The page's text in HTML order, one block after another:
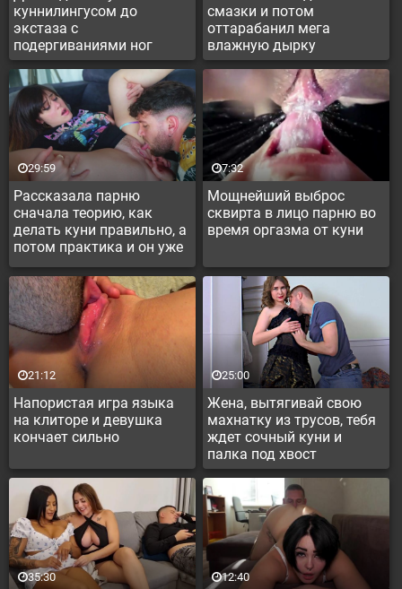
куннилингусом до
экстаза с
подергиваниями ног
смазки и потом
оттарабанил мега
влажную дырку
Рассказала парню
сначала теорию, как
делать куни правильно, а
потом практика и он уже
лижет пизду по
инструкции
29:59
Мощнейший выброс
сквирта в лицо парню во
время оргазма от куни
7:32
Напористая игра языка
на клиторе и девушка
кончает сильно
21:12
Жена, вытягивай свою
махнатку из трусов, тебя
ждет сочный куни и
палка под хвост
25:00
35:30 12:40